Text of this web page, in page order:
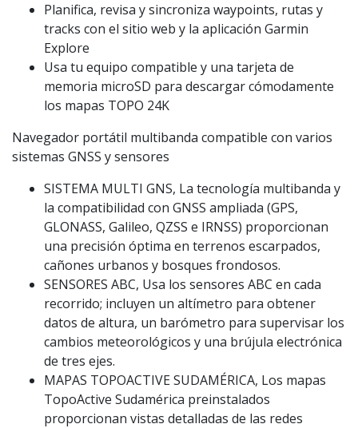
Planifica, revisa y sincroniza waypoints, rutas y
tracks con el sitio web y la aplicación Garmin
Explore
Usa tu equipo compatible y una tarjeta de
memoria microSD para descargar cómodamente
los mapas TOPO 24K
Navegador portátil multibanda compatible con varios
sistemas GNSS y sensores
SISTEMA MULTI GNS, La tecnología multibanda y
la compatibilidad con GNSS ampliada (GPS,
GLONASS, Galileo, QZSS e IRNSS) proporcionan
una precisión óptima en terrenos escarpados,
cañones urbanos y bosques frondosos.
SENSORES ABC, Usa los sensores ABC en cada
recorrido; incluyen un altímetro para obtener
datos de altura, un barómetro para supervisar los
cambios meteorológicos y una brújula electrónica
de tres ejes.
MAPAS TOPOACTIVE SUDAMÉRICA, Los mapas
TopoActive Sudamérica preinstalados
proporcionan vistas detalladas de las redes